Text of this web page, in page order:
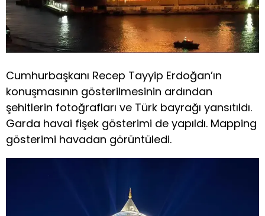
Cumhurbaşkanı Recep Tayyip Erdoğan’ın
konuşmasının gösterilmesinin ardından
şehitlerin fotoğrafları ve Türk bayrağı yansıtıldı.
Garda havai fişek gösterimi de yapıldı. Mapping
gösterimi havadan görüntüledi.